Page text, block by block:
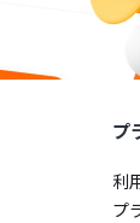
プ
利
プ